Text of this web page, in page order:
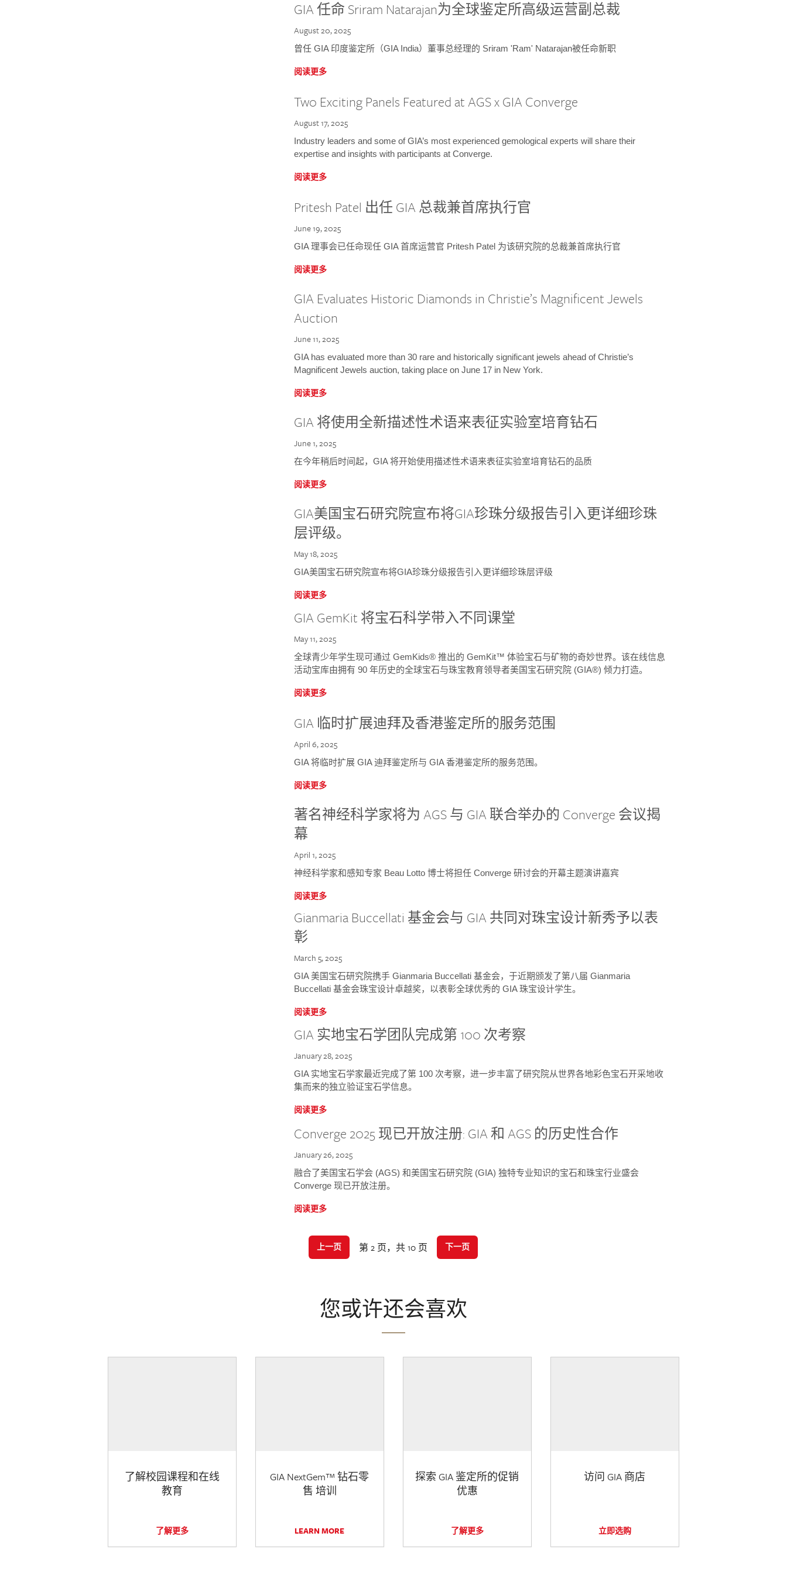
GIA 任命 Sriram Natarajan为全球鉴定所高级运营副总裁
August 20, 2025
曾任 GIA 印度鉴定所（GIA India）董事总经理的 Sriram 'Ram' Natarajan被任命新职
阅读更多
Two Exciting Panels Featured at AGS x GIA Converge
August 17, 2025
Industry leaders and some of GIA’s most experienced gemological experts will share their
expertise and insights with participants at Converge.
阅读更多
Pritesh Patel 出任 GIA 总裁兼首席执行官
June 19, 2025
GIA 理事会已任命现任 GIA 首席运营官 Pritesh Patel 为该研究院的总裁兼首席执行官
阅读更多
GIA Evaluates Historic Diamonds in Christie’s Magnificent Jewels
Auction
June 11, 2025
GIA has evaluated more than 30 rare and historically significant jewels ahead of Christie’s
Magnificent Jewels auction, taking place on June 17 in New York.
阅读更多
GIA 将使用全新描述性术语来表征实验室培育钻石
June 1, 2025
在今年稍后时间起，GIA 将开始使用描述性术语来表征实验室培育钻石的品质
阅读更多
GIA美国宝石研究院宣布将GIA珍珠分级报告引入更详细珍珠
层评级。
May 18, 2025
GIA美国宝石研究院宣布将GIA珍珠分级报告引入更详细珍珠层评级
阅读更多
GIA GemKit 将宝石科学带入不同课堂
May 11, 2025
全球青少年学生现可通过 GemKids® 推出的 GemKit™ 体验宝石与矿物的奇妙世界。该在线信息
活动宝库由拥有 90 年历史的全球宝石与珠宝教育领导者美国宝石研究院 (GIA®) 倾力打造。
阅读更多
GIA 临时扩展迪拜及香港鉴定所的服务范围
April 6, 2025
GIA 将临时扩展 GIA 迪拜鉴定所与 GIA 香港鉴定所的服务范围。
阅读更多
著名神经科学家将为 AGS 与 GIA 联合举办的 Converge 会议揭
幕
April 1, 2025
神经科学家和感知专家 Beau Lotto 博士将担任 Converge 研讨会的开幕主题演讲嘉宾
阅读更多
Gianmaria Buccellati 基金会与 GIA 共同对珠宝设计新秀予以表
彰
March 5, 2025
GIA 美国宝石研究院携手 Gianmaria Buccellati 基金会，于近期颁发了第八届 Gianmaria
Buccellati 基金会珠宝设计卓越奖，以表彰全球优秀的 GIA 珠宝设计学生。
阅读更多
GIA 实地宝石学团队完成第 100 次考察
January 28, 2025
GIA 实地宝石学家最近完成了第 100 次考察，进一步丰富了研究院从世界各地彩色宝石开采地收
集而来的独立验证宝石学信息。
阅读更多
Converge 2025 现已开放注册: GIA 和 AGS 的历史性合作
January 26, 2025
融合了美国宝石学会 (AGS) 和美国宝石研究院 (GIA) 独特专业知识的宝石和珠宝行业盛会
Converge 现已开放注册。
阅读更多
上一页 第 2 页，共 10 页 下一页
您或许还会喜欢
了解校园课程和在线
教育
了解更多
GIA NextGem™ 钻石零
售 培训
LEARN MORE
探索 GIA 鉴定所的促销
优惠
了解更多
访问 GIA 商店
立即选购